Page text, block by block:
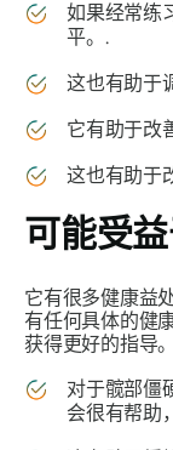
如果经常练
平。.
这也有助于
它有助于改
这也有助于
可能受
它有很多健康益
有任何具体的健
获得更好的指导
对于髋部僵
会很有帮助